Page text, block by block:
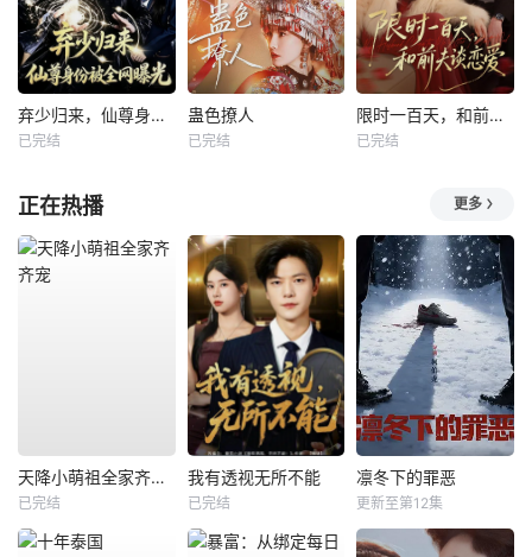
弃少归来，仙尊身份被全网曝光
已完结
蛊色撩人
已完结
限时一百天，和前夫谈恋爱
已完结
正在热播 更多
天降小萌祖全家齐齐宠
已完结
我有透视无所不能
已完结
凛冬下的罪恶
更新至第12集